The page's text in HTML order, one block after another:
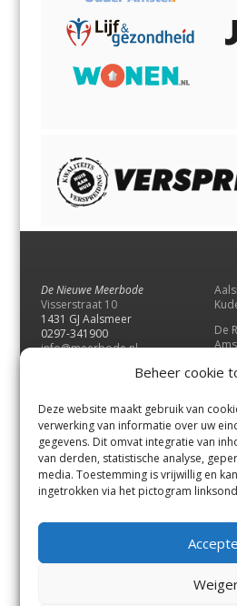
Beheer cookie
Deze website maakt gebruik van
verwerking van informatie over uw
gegevens. Dit omvat integratie van
van derden, statistische analyse,
media. Toestemming is vrijwillig en
ingetrokken via het pictogram
De Nieuwe Meerbode
Visserstraat 10
1431 GJ Aalsmeer
0297-341900
info@meerbode.nl
De